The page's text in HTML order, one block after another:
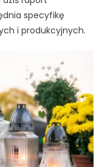
specyfikę
i produkcyjnych.